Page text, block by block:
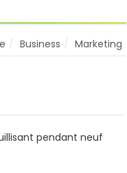
Business Marketing
pendant neuf